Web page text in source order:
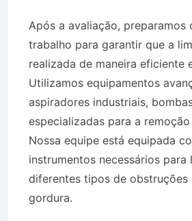
Após a avaliação, preparamos
trabalho para garantir que a
realizada de maneira eficiente
Utilizamos equipamentos
aspiradores industriais,
especializadas para a
Nossa equipe está equipada
instrumentos necessários para
diferentes tipos de obstruções
gordura.